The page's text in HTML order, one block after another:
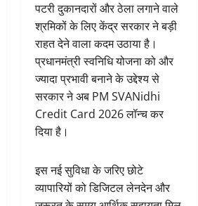
पटरी दुकानदारों और ठेला लगाने वाले
श्रमिकों के लिए केंद्र सरकार ने बड़ी
राहत देने वाला कदम उठाया है।
प्रधानमंत्री स्वनिधि योजना को और
ज्यादा प्रभावी बनाने के उद्देश्य से
सरकार ने अब PM SVANidhi
Credit Card 2026 लॉन्च कर
दिया है।
इस नई सुविधा के जरिए छोटे
व्यापारियों को डिजिटल लेनदेन और